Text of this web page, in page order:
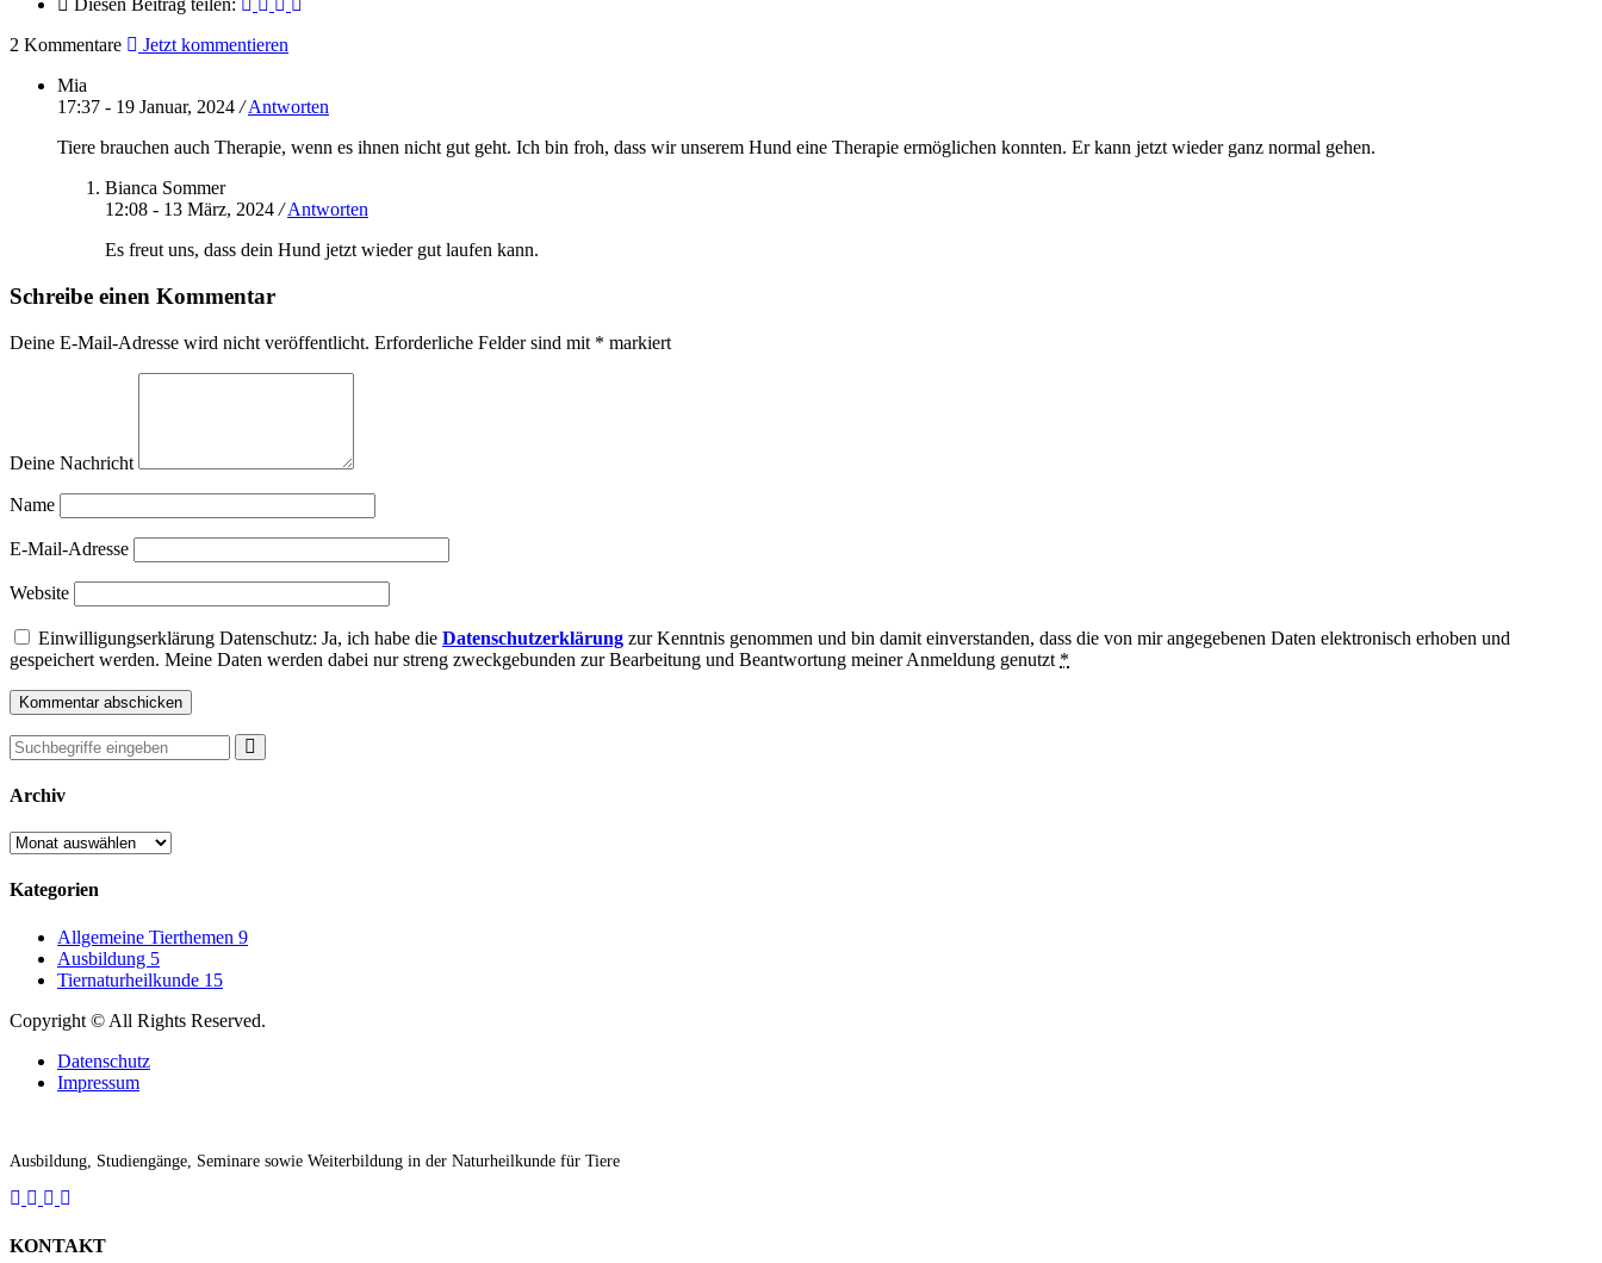
Diesen Beitrag teilen:
2 Kommentare
Jetzt kommentieren
Mia
17:37 - 19 Januar, 2024 / Antworten
Tiere brauchen auch Therapie, wenn es ihnen nicht gut geht. Ich bin froh, dass wir unserem Hund eine Therapie ermöglichen konnten. Er kann jetzt wieder ganz normal gehen.
Bianca Sommer
12:08 - 13 März, 2024 / Antworten
Es freut uns, dass dein Hund jetzt wieder gut laufen kann.
Schreibe einen Kommentar
Deine E-Mail-Adresse wird nicht veröffentlicht. Erforderliche Felder sind mit * markiert
Deine Nachricht
Name
E-Mail-Adresse
Website
Einwilligungserklärung Datenschutz: Ja, ich habe die Datenschutzerklärung zur Kenntnis genommen und bin damit einverstanden, dass die von mir angegebenen Daten elektronisch erhoben und
gespeichert werden. Meine Daten werden dabei nur streng zweckgebunden zur Bearbeitung und Beantwortung meiner Anmeldung genutzt *
Archiv
Archiv
Kategorien
Allgemeine Tierthemen 9
Ausbildung 5
Tiernaturheilkunde 15
Copyright © All Rights Reserved.
Datenschutz
Impressum
Ausbildung, Studiengänge, Seminare sowie Weiterbildung in der Naturheilkunde für Tiere
KONTAKT